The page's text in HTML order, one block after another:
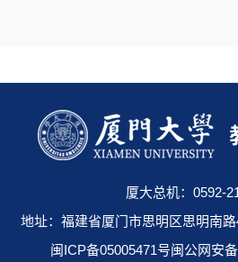
厦大总机：0592-
地址：福建省厦门市思明区思明南
闽ICP备05005471号闽公网安